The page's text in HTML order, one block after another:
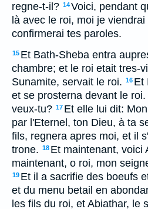
regne-t-il? 14Voici, pendant
là avec le roi, moi je
confirmerai tes paroles.
15 Et Bath-Sheba entra
chambre; et le roi etait tres-
Sunamite, servait le roi. 16 Et
et se prosterna devant le
veux-tu? 17 Et elle lui dit:
par l'Eternel, ton Dieu, à ta
fils, regnera apres moi, et il
trone. 18 Et maintenant, voici
maintenant, o roi, mon
19 Et il a sacrifie des boeufs
et du menu betail en
les fils du roi, et Abiathar, le